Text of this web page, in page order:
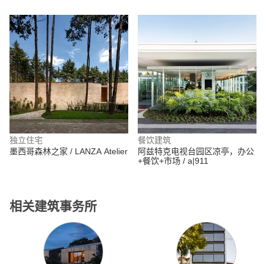
独立住宅
墨西哥森林之家 / LANZA Atelier
相关建筑事务所
餐饮建筑
阿兹特克电视台园区凉亭，办公
+餐饮+市场 / a|911